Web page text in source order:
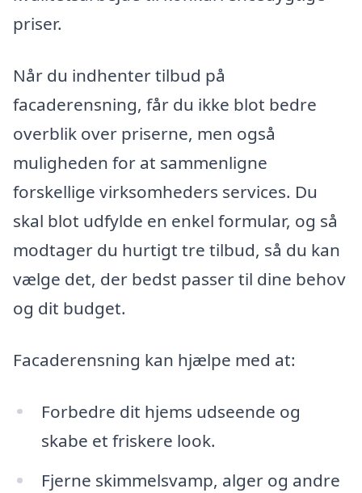
priser.
Når du indhenter tilbud på
facaderensning, får du ikke blot bedre
overblik over priserne, men også
muligheden for at sammenligne
forskellige virksomheders services. Du
skal blot udfylde en enkel formular, og så
modtager du hurtigt tre tilbud, så du kan
vælge det, der bedst passer til dine behov
og dit budget.
Facaderensning kan hjælpe med at:
Forbedre dit hjems udseende og
skabe et friskere look.
Fjerne skimmelsvamp, alger og andre